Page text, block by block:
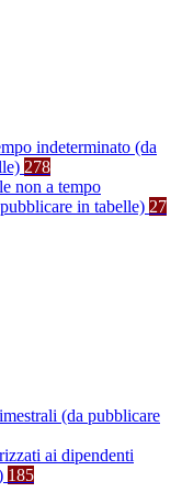
indeterminato (da
278
non a tempo
in tabelle) 27
(da pubblicare
ai dipendenti
185